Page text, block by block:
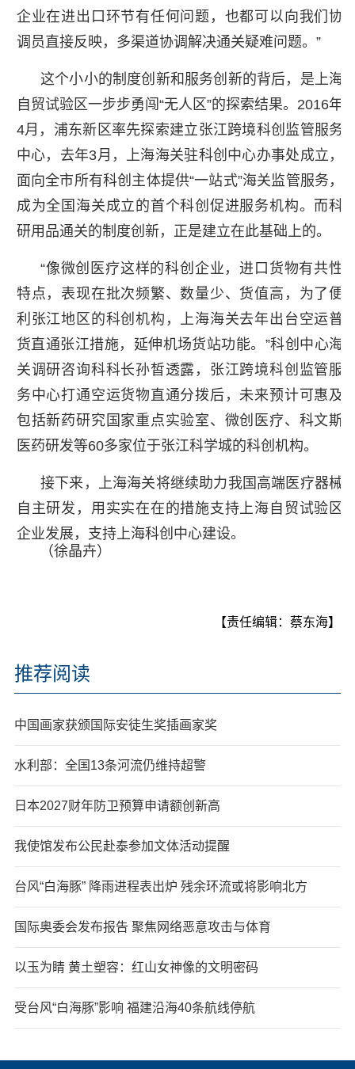
企业在进出口环节有任何问题，也都可以向我们协
调员直接反映，多渠道协调解决通关疑难问题。”
这个小小的制度创新和服务创新的背后，是上海
自贸试验区一步步勇闯“无人区”的探索结果。2016年
4月，浦东新区率先探索建立张江跨境科创监管服务
中心，去年3月，上海海关驻科创中心办事处成立，
面向全市所有科创主体提供“一站式”海关监管服务，
成为全国海关成立的首个科创促进服务机构。而科
研用品通关的制度创新，正是建立在此基础上的。
“像微创医疗这样的科创企业，进口货物有共性
特点，表现在批次频繁、数量少、货值高，为了便
利张江地区的科创机构，上海海关去年出台空运普
货直通张江措施，延伸机场货站功能。”科创中心海
关调研咨询科科长孙皙透露，张江跨境科创监管服
务中心打通空运货物直通分拨后，未来预计可惠及
包括新药研究国家重点实验室、微创医疗、科文斯
医药研发等60多家位于张江科学城的科创机构。
接下来，上海海关将继续助力我国高端医疗器械
自主研发，用实实在在的措施支持上海自贸试验区
企业发展，支持上海科创中心建设。
（徐晶卉）
【责任编辑：蔡东海】
推荐阅读
中国画家获颁国际安徒生奖插画家奖
水利部：全国13条河流仍维持超警
日本2027财年防卫预算申请额创新高
我使馆发布公民赴泰参加文体活动提醒
台风“白海豚” 降雨进程表出炉 残余环流或将影响北方
国际奥委会发布报告 聚焦网络恶意攻击与体育
以玉为睛 黄土塑容：红山女神像的文明密码
受台风“白海豚”影响 福建沿海40条航线停航